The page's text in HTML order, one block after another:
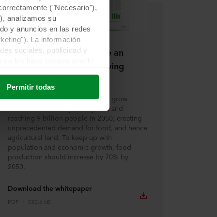
("Necesario"),
analizamos su
y anuncios en las redes
La información
sociales, publicidad y
reconoce esta
que en la UE/EEE.
quién instala
y durante cuánto tiempo
cookies y, por tanto,
cookies situado en la
«Acerca de» y sobre
específica de
Permitir todas
How growing media have an
impact on feeding a growing
population
World population is expected to grow
another 1 billion in just 12 years, and
reaching 9 billion people in 2050, creating
unprecedented demand for food, and hence
agricultural land. To keep up with
population and economic growth, food
production should increase by 70% by
2050.
Download the whitepaper
PDF 330.6 kB